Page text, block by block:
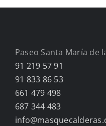
Paseo Santa María de
91 219 57 91
91 833 86 53
661 479 498
687 344 483